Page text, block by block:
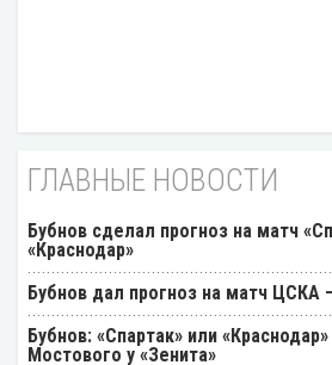
ГЛАВНЫЕ НОВОСТИ
Бубнов сделал прогноз на матч
«Краснодар»
Бубнов дал прогноз на матч ЦСКА
Бубнов: «Спартак» или
Мостового у «Зенита»